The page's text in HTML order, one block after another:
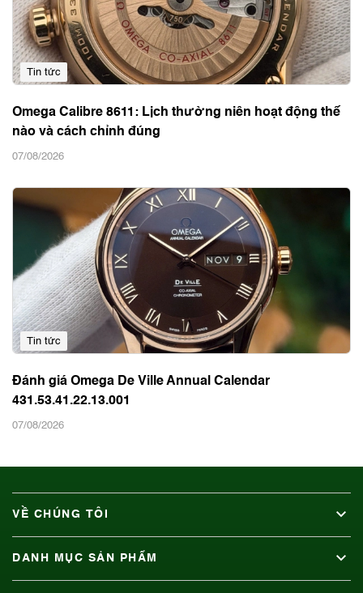
Tin tức
Omega Calibre 8611: Lịch thường niên hoạt động thế
nào và cách chỉnh đúng
07/08/2026
Tin tức
Đánh giá Omega De Ville Annual Calendar
431.53.41.22.13.001
07/08/2026
VỀ CHÚNG TÔI
DANH MỤC SẢN PHẨM